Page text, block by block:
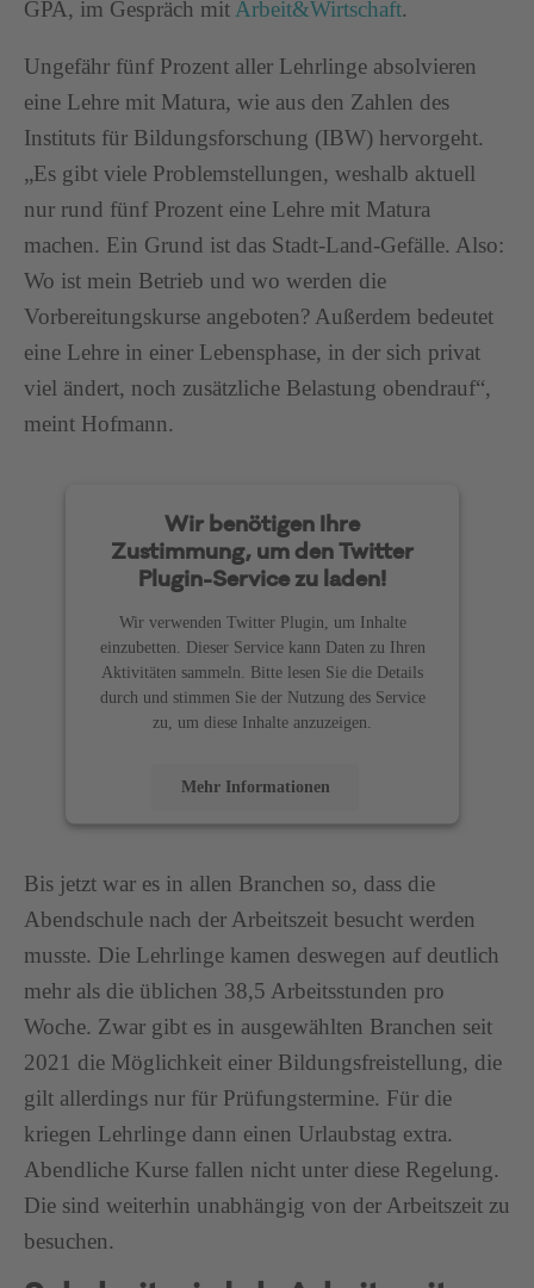
GPA, im Gespräch mit Arbeit&Wirtschaft.
Ungefähr fünf Prozent aller Lehrlinge absolvieren
eine Lehre mit Matura, wie aus den Zahlen des
Instituts für Bildungsforschung (IBW) hervorgeht.
„Es gibt viele Problemstellungen, weshalb aktuell
nur rund fünf Prozent eine Lehre mit Matura
machen. Ein Grund ist das Stadt-Land-Gefälle. Also:
Wo ist mein Betrieb und wo werden die
Vorbereitungskurse angeboten? Außerdem bedeutet
eine Lehre in einer Lebensphase, in der sich privat
viel ändert, noch zusätzliche Belastung obendrauf“,
meint Hofmann.
Wir benötigen Ihre
Zustimmung, um den Twitter
Plugin-Service zu laden!
Wir verwenden Twitter Plugin, um Inhalte
einzubetten. Dieser Service kann Daten zu Ihren
Aktivitäten sammeln. Bitte lesen Sie die Details
durch und stimmen Sie der Nutzung des Service
zu, um diese Inhalte anzuzeigen.
Mehr Informationen
powered by Usercentrics Consent Management
Platform
Bis jetzt war es in allen Branchen so, dass die
Abendschule nach der Arbeitszeit besucht werden
musste. Die Lehrlinge kamen deswegen auf deutlich
mehr als die üblichen 38,5 Arbeitsstunden pro
Woche. Zwar gibt es in ausgewählten Branchen seit
2021 die Möglichkeit einer Bildungsfreistellung, die
gilt allerdings nur für Prüfungstermine. Für die
kriegen Lehrlinge dann einen Urlaubstag extra.
Abendliche Kurse fallen nicht unter diese Regelung.
Die sind weiterhin unabhängig von der Arbeitszeit zu
besuchen.